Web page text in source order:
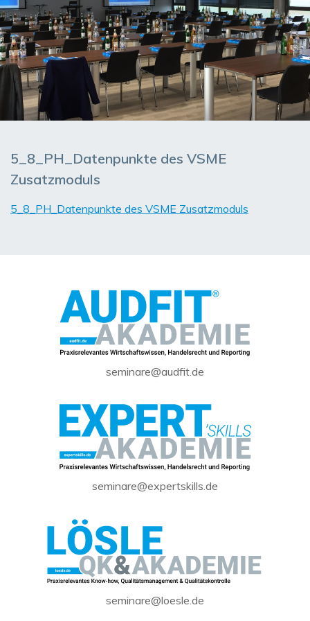
5_8_PH_Datenpunkte des VSME
Zusatzmoduls
5_8_PH_Datenpunkte des VSME Zusatzmoduls
seminare@audfit.de
seminare@expertskills.de
seminare@loesle.de